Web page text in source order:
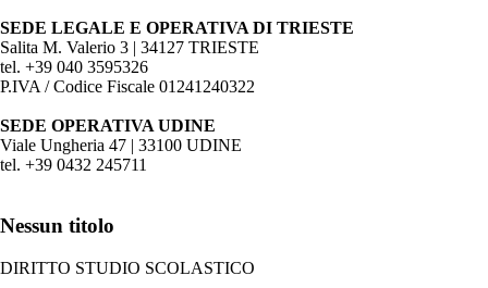
SEDE LEGALE E OPERATIVA DI TRIESTE
Salita M. Valerio 3 | 34127 TRIESTE
tel. +39 040 3595326
P.IVA / Codice Fiscale 01241240322
SEDE OPERATIVA UDINE
Viale Ungheria 47 | 33100 UDINE
tel. +39 0432 245711
Nessun titolo
DIRITTO STUDIO SCOLASTICO